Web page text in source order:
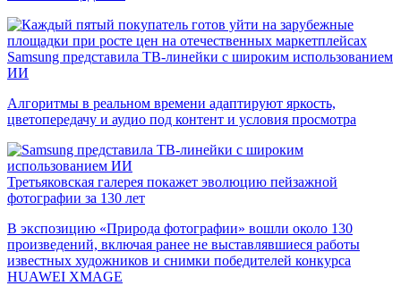
Samsung представила ТВ-линейки с широким использованием
ИИ
Алгоритмы в реальном времени адаптируют яркость,
цветопередачу и аудио под контент и условия просмотра
Третьяковская галерея покажет эволюцию пейзажной
фотографии за 130 лет
В экспозицию «Природа фотографии» вошли около 130
произведений, включая ранее не выставлявшиеся работы
известных художников и снимки победителей конкурса
HUAWEI XMAGE